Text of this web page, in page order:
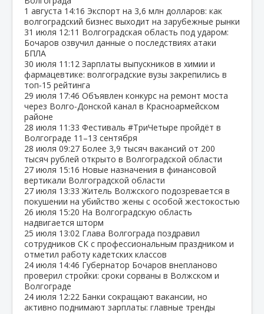
1 августа 14:16 Экспорт на 3,6 млн долларов: как
волгоградский бизнес выходит на зарубежные рынки
31 июля 12:11 Волгоградская область под ударом:
Бочаров озвучил данные о последствиях атаки
БПЛА
30 июля 11:12 Зарплаты выпускников в химии и
фармацевтике: волгоградские вузы закрепились в
топ‑15 рейтинга
29 июля 17:46 Объявлен конкурс на ремонт моста
через Волго‑Донской канал в Красноармейском
районе
28 июля 11:33 Фестиваль #ТриЧетыре пройдёт в
Волгограде 11–13 сентября
28 июля 09:27 Более 3,9 тысяч вакансий от 200
тысяч рублей открыто в Волгоградской области
27 июля 15:16 Новые назначения в финансовой
вертикали Волгоградской области
27 июля 13:33 Житель Волжского подозревается в
покушении на убийство жены с особой жестокостью
26 июля 15:20 На Волгоградскую область
надвигается шторм
25 июля 13:02 Глава Волгограда поздравил
сотрудников СК с профессиональным праздником и
отметил работу кадетских классов
24 июля 14:46 Губернатор Бочаров внепланово
проверил стройки: сроки сорваны в Волжском и
Волгограде
24 июля 12:22 Банки сокращают вакансии, но
активно поднимают зарплаты: главные тренды